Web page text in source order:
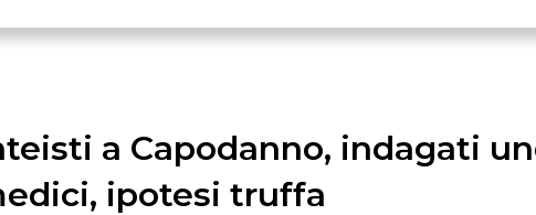
a Capodanno, indagati
ipotesi truffa